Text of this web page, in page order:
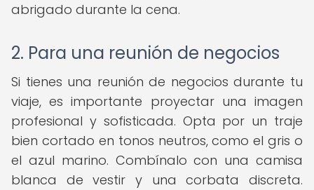
abrigado durante la cena.
2. Para una reunión de negocios
Si tienes una reunión de negocios durante tu
viaje, es importante proyectar una imagen
profesional y sofisticada. Opta por un traje
bien cortado en tonos neutros, como el gris o
el azul marino. Combínalo con una camisa
blanca de vestir y una corbata discreta.